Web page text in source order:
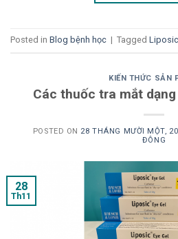
Posted in Blog bệnh học | Tagged Liposic
KIẾN THỨC SẢN
Các thuốc tra mắt
POSTED ON 28 THÁNG MƯỜI MỘT,
ĐÔNG
28
Th11